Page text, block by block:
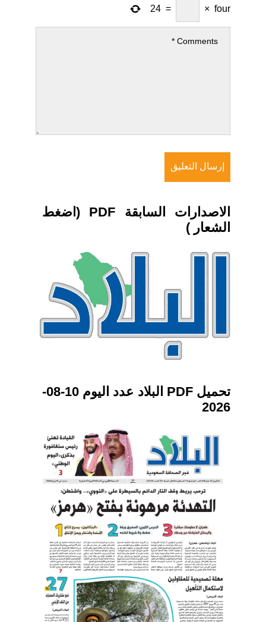
four
×
=
24
الاصدارات السابقة PDF (اضغط
الشعار )
تحميل PDF البلاد عدد اليوم 10-08-
2026